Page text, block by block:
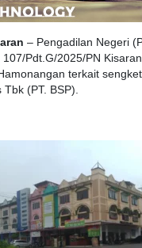
– Pengadilan Negeri
Pdt.G/2025/PN
terkait
(PT. BSP).